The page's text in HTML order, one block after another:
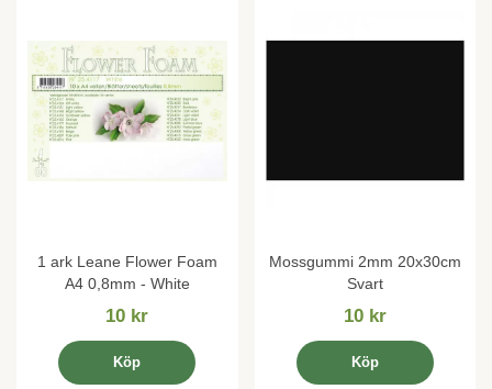
1 ark Leane Flower Foam
A4 0,8mm - White
10 kr
Köp
Mossgummi 2mm 20x30cm
Svart
10 kr
Köp